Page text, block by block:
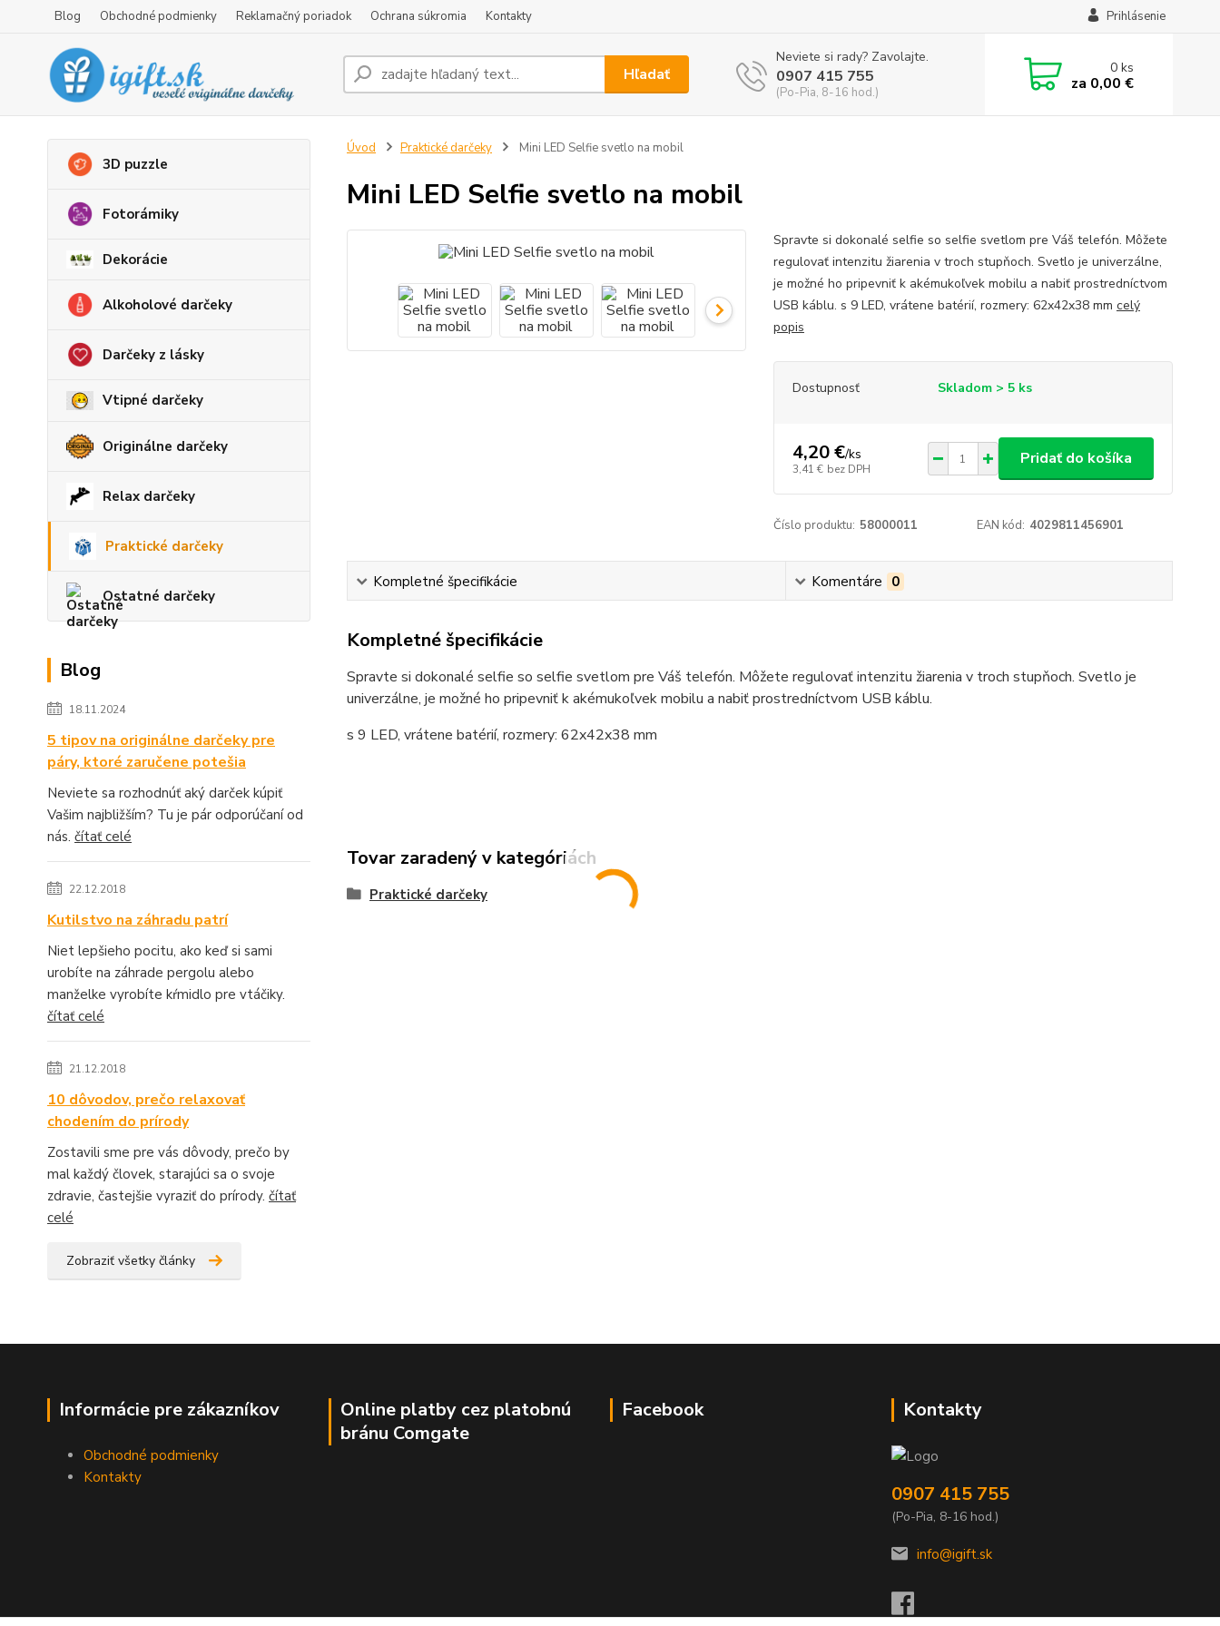
Blog Obchodné podmienky Reklamačný poriadok Ochrana súkromia Kontakty Prihlásenie
Hľadať
Neviete si rady? Zavolajte.
0907 415 755
(Po-Pia, 8-16 hod.)
0ks
za 0,00 €
3D puzzle
Fotorámiky
Dekorácie
Alkoholové darčeky
Darčeky z lásky
Vtipné darčeky
Originálne darčeky
Relax darčeky
Praktické darčeky
Ostatné darčeky
Blog
18.11.2024
5 tipov na originálne darčeky pre
páry, ktoré zaručene potešia
Neviete sa rozhodnúť aký darček kúpiť
Vašim najbližším? Tu je pár odporúčaní od
nás. čítať celé
22.12.2018
Kutilstvo na záhradu patrí
Niet lepšieho pocitu, ako keď si sami
urobíte na záhrade pergolu alebo
manželke vyrobíte kŕmidlo pre vtáčiky.
čítať celé
21.12.2018
10 dôvodov, prečo relaxovať
chodením do prírody
Zostavili sme pre vás dôvody, prečo by
mal každý človek, starajúci sa o svoje
zdravie, častejšie vyraziť do prírody. čítať
celé
Zobraziť všetky články
Úvod Praktické darčeky Mini LED Selfie svetlo na mobil
Mini LED Selfie svetlo na mobil
Spravte si dokonalé selfie so selfie svetlom pre Váš telefón. Môžete
regulovať intenzitu žiarenia v troch stupňoch. Svetlo je univerzálne,
je možné ho pripevniť k akémukoľvek mobilu a nabiť prostredníctvom
USB káblu. s 9 LED, vrátene batérií, rozmery: 62x42x38 mm celý
popis
Dostupnosť Skladom > 5 ks
4,20 €/ks
3,41 € bez DPH
Pridať do košíka
Číslo produktu: 58000011 EAN kód: 4029811456901
Kompletné špecifikácie Komentáre 0
Kompletné špecifikácie
Spravte si dokonalé selfie so selfie svetlom pre Váš telefón. Môžete regulovať intenzitu žiarenia v troch stupňoch. Svetlo je
univerzálne, je možné ho pripevniť k akémukoľvek mobilu a nabiť prostredníctvom USB káblu.
s 9 LED, vrátene batérií, rozmery: 62x42x38 mm
Tovar zaradený v kategóriách
Praktické darčeky
Informácie pre zákazníkov
Obchodné podmienky
Kontakty
Online platby cez platobnú
bránu Comgate
Facebook Kontakty
0907 415 755
(Po-Pia, 8-16 hod.)
info@igift.sk